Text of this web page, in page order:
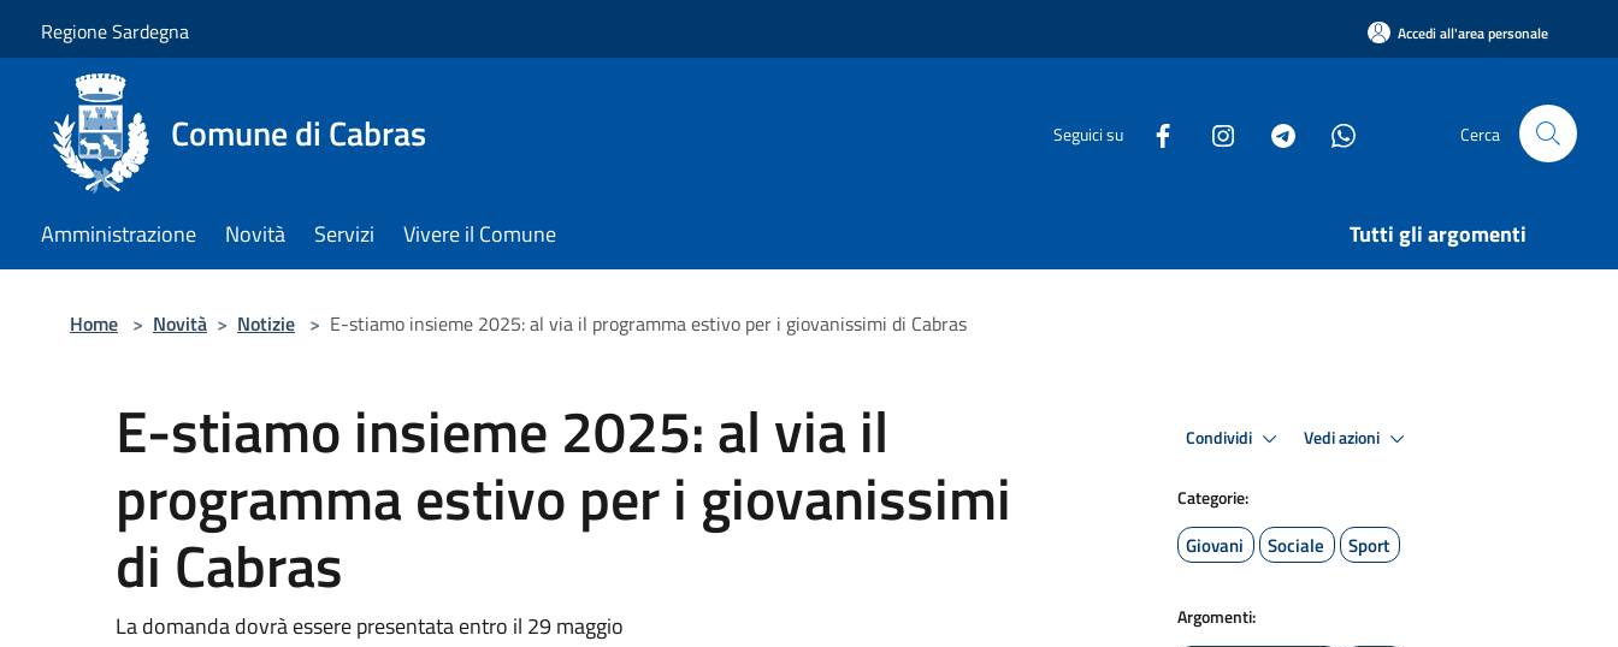
Regione Sardegna Accedi all'area personale
Comune di Cabras Seguici su Cerca
Amministrazione Novità Servizi Vivere il Comune Tutti gli argomenti
Home > Novità > Notizie > E-stiamo insieme 2025: al via il programma estivo per i giovanissimi di Cabras
E-stiamo insieme 2025: al via il
programma estivo per i giovanissimi
di Cabras
La domanda dovrà essere presentata entro il 29 maggio
Condividi Vedi azioni
Categorie:
Giovani Sociale Sport
Argomenti: